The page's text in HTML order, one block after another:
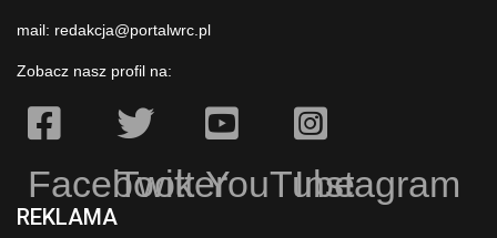
mail: redakcja@portalwrc.pl
Zobacz nasz profil na:
Facebook
TwitterYouTubeInstagram
REKLAMA